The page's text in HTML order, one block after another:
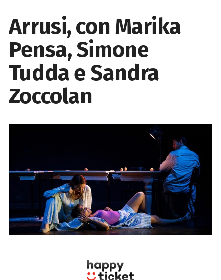
Arrusi, con Marika
Pensa, Simone
Tudda e Sandra
Zoccolan